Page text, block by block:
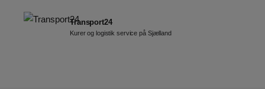
Transport24
Kurer og logistik service på Sjælland